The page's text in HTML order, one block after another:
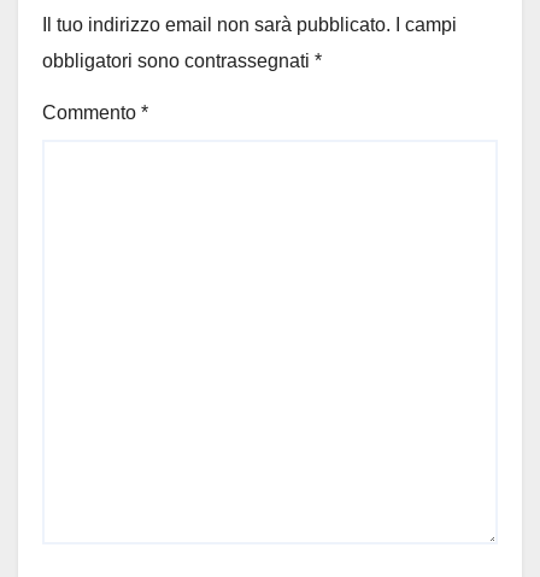
Il tuo indirizzo email non sarà pubblicato.
I campi
obbligatori sono contrassegnati *
Commento *